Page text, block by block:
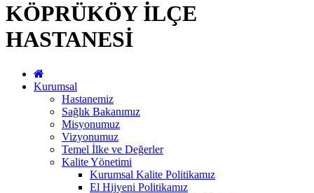
KÖPRÜKÖY İLÇE
HASTANESİ
Kurumsal
Hastanemiz
Sağlık Bakanımız
Misyonumuz
Vizyonumuz
Temel İlke ve Değerler
Kalite Yönetimi
Kurumsal Kalite Politikamız
El Hijyeni Politikamız